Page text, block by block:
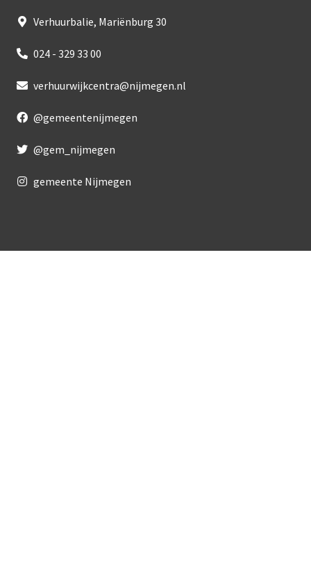
Verhuurbalie, Mariënburg 30
024 - 329 33 00
verhuurwijkcentra@nijmegen.nl
@gemeentenijmegen
@gem_nijmegen
gemeente Nijmegen